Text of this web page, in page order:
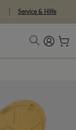
Service & Hilfe